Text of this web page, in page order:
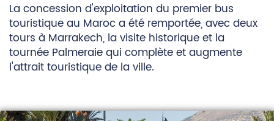
La concession d'exploitation du premier bus
touristique au Maroc a été remportée, avec deux
tours à Marrakech, la visite historique et la
tournée Palmeraie qui complète et augmente
l'attrait touristique de la ville.